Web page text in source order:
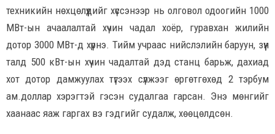
техникийн нөхцөлүүдийг хүссэнээр нь олговол одоогийн 1000
МВт-ын ачаалалтай хүчин чадал хоёр, гуравхан жилийн
дотор 3000 МВт-д хүрнэ. Тийм учраас нийслэлийн баруун, зүүн
талд 500 кВт-ын хүчин чадалтай дэд станц барьж, дахиад
хот дотор дамжуулах түгээх сүлжээг өргөтгөхөд 2 тэрбум
ам.доллар хэрэгтэй гэсэн судалгаа гарсан. Энэ мөнгийг
хаанаас яаж гаргах вэ гэдгийг судалж, хөөцөлдсөн.